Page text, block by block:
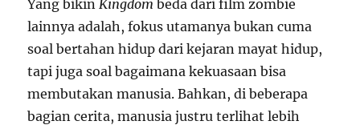
Yang bikin Kingdom beda dari film zombie
lainnya adalah, fokus utamanya bukan cuma
soal bertahan hidup dari kejaran mayat hidup,
tapi juga soal bagaimana kekuasaan bisa
membutakan manusia. Bahkan, di beberapa
bagian cerita, manusia justru terlihat lebih